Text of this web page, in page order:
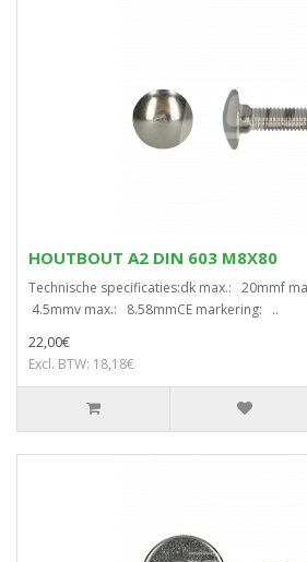
HOUTBOUT A2 DIN 603 M8X80
Technische specificaties:dk max.: 20mmf
4.5mmv max.: 8.58mmCE markering: ..
22,00€
Excl. BTW: 18,18€